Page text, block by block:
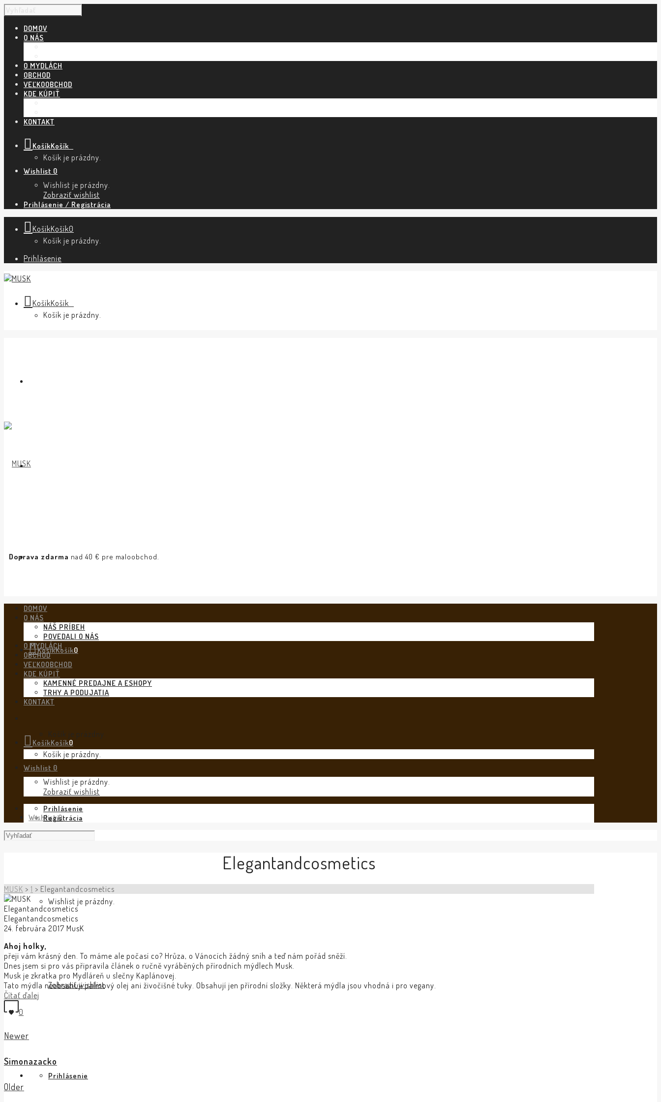
DOMOV
O NÁS
O MYDLÁCH
OBCHOD
VEĽKOOBCHOD
KDE KÚPIŤ
KONTAKT
KošíkKošík
Košík je prázdny.
Wishlist 0
Wishlist je prázdny.
Zobraziť wishlist
Prihlásenie / Registrácia
KošíkKošík0
Košík je prázdny.
Prihlásenie
KošíkKošík
Košík je prázdny.
Doprava zdarma nad 40 € pre maloobchod.
KošíkKošík0
Košík je prázdny.
Wishlist 0
Wishlist je prázdny.
Zobraziť wishlist
Prihlásenie
DOMOV
O NÁS
NÁŠ PRÍBEH
POVEDALI O NÁS
O MYDLÁCH
OBCHOD
VEĽKOOBCHOD
KDE KÚPIŤ
KAMENNÉ PREDAJNE A ESHOPY
TRHY A PODUJATIA
KONTAKT
KošíkKošík0
Košík je prázdny.
Wishlist 0
Wishlist je prázdny.
Zobraziť wishlist
Prihlásenie
Registrácia
Elegantandcosmetics
MUSK > 1 > Elegantandcosmetics
Elegantandcosmetics
Elegantandcosmetics
24. februára 2017 MusK
Ahoj holky,
přeji vám krásný den. To máme ale počasí co? Hrůza, o Vánocích žádný sníh a teď nám pořád sněží.
Dnes jsem si pro vás připravila článek o ručně vyráběných přírodních mýdlech Musk.
Musk je zkratka pro Mydláreň u slečny Kaplánovej.
Tato mýdla neobsahují palmový olej ani živočišné tuky. Obsahují jen přírodní složky. Některá mýdla jsou vhodná i pro vegany.
Čítať ďalej
0
Newer
Simonazacko
Older